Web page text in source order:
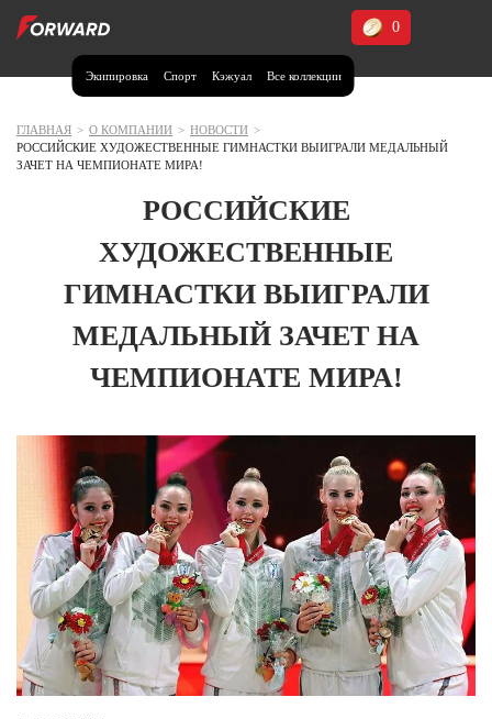
Экипировка Спорт Кэжуал Все коллекции
0
Москва и МО
Волгоградская область (1)
Иркутская область (2)
Кемеровская область (2)
Красноярский край (5)
Нижегородская область (1)
Новосибирская область (3)
Омская область (5)
Республика Башкортостан (3)
Республика Крым (1)
Республика Татарстан (2)
Ростовская область (2)
ГЛАВНАЯ > О КОМПАНИИ > НОВОСТИ >
РОССИЙСКИЕ ХУДОЖЕСТВЕННЫЕ ГИМНАСТКИ ВЫИГРАЛИ МЕДАЛЬНЫЙ
ЗАЧЕТ НА ЧЕМПИОНАТЕ МИРА!
РОССИЙСКИЕ
ХУДОЖЕСТВЕННЫЕ
ГИМНАСТКИ ВЫИГРАЛИ
МЕДАЛЬНЫЙ ЗАЧЕТ НА
ЧЕМПИОНАТЕ МИРА!